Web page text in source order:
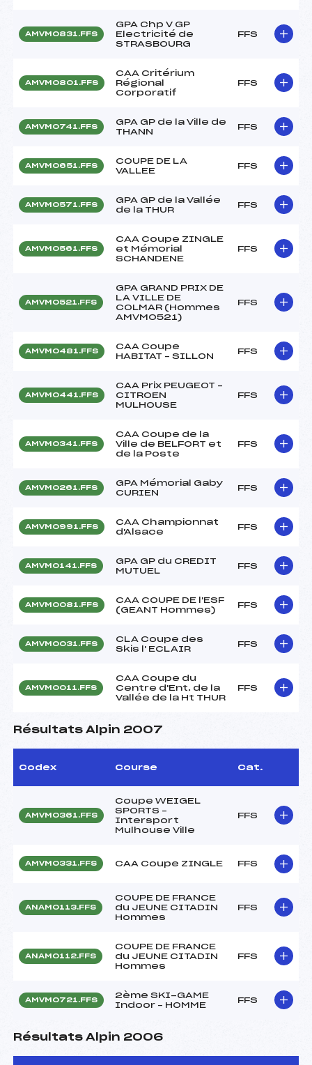
AMVM0831.FFS
GPA Chp V GP
Electricité de
STRASBOURG
FFS
AMVM0801.FFS
CAA Critérium
Régional
Corporatif
FFS
AMVM0741.FFS
GPA GP de la Ville de
THANN
FFS
AMVM0651.FFS
COUPE DE LA
VALLEE
FFS
AMVM0571.FFS
GPA GP de la Vallée
de la THUR
FFS
AMVM0561.FFS
CAA Coupe ZINGLE
et Mémorial
SCHANDENE
FFS
AMVM0521.FFS
GPA GRAND PRIX DE
LA VILLE DE
COLMAR (Hommes
AMVM0521)
FFS
AMVM0481.FFS
CAA Coupe
HABITAT – SILLON
FFS
AMVM0441.FFS
CAA Prix PEUGEOT –
CITROEN
MULHOUSE
FFS
AMVM0341.FFS
CAA Coupe de la
Ville de BELFORT et
de la Poste
FFS
AMVM0261.FFS
GPA Mémorial Gaby
CURIEN
FFS
AMVM0991.FFS
CAA Championnat
d'Alsace
FFS
AMVM0141.FFS
GPA GP du CREDIT
MUTUEL
FFS
AMVM0081.FFS
CAA COUPE DE l'ESF
(GEANT Hommes)
FFS
AMVM0031.FFS
CLA Coupe des
Skis l' ECLAIR
FFS
AMVM0011.FFS
CAA Coupe du
Centre d'Ent. de la
Vallée de la Ht THUR
FFS
Résultats Alpin 2007
Codex Course Cat.
AMVM0361.FFS
Coupe WEIGEL
SPORTS –
Intersport
Mulhouse Ville
FFS
AMVM0331.FFS CAA Coupe ZINGLE FFS
ANAM0113.FFS
COUPE DE FRANCE
du JEUNE CITADIN
Hommes
FFS
ANAM0112.FFS
COUPE DE FRANCE
du JEUNE CITADIN
Hommes
FFS
AMVM0721.FFS
2ème SKI-GAME
Indoor – HOMME
FFS
Résultats Alpin 2006